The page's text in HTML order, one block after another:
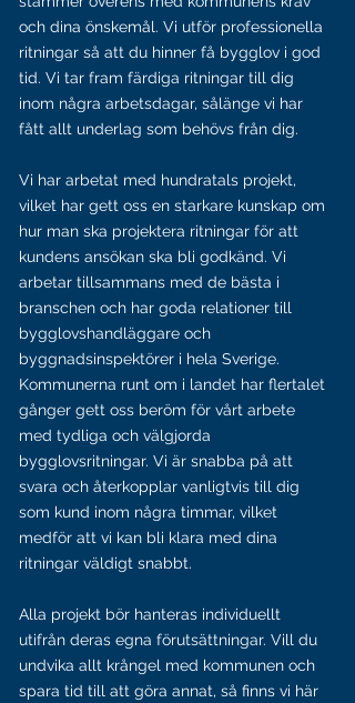
och dina önskemål. Vi utför professionella
ritningar så att du hinner få bygglov i god
tid. Vi tar fram färdiga ritningar till dig
inom några arbetsdagar, sålänge vi har
fått allt underlag som behövs från dig.
Vi har arbetat med hundratals projekt,
vilket har gett oss en starkare kunskap om
hur man ska projektera ritningar för att
kundens ansökan ska bli godkänd. Vi
arbetar tillsammans med de bästa i
branschen och har goda relationer till
bygglovshandläggare och
byggnadsinspektörer i hela Sverige.
Kommunerna runt om i landet har flertalet
gånger gett oss beröm för vårt arbete
med tydliga och välgjorda
bygglovsritningar. Vi är snabba på att
svara och återkopplar vanligtvis till dig
som kund inom några timmar, vilket
medför att vi kan bli klara med dina
ritningar väldigt snabbt.
Alla projekt bör hanteras individuellt
utifrån deras egna förutsättningar. Vill du
undvika allt krångel med kommunen och
spara tid till att göra annat, så finns vi här